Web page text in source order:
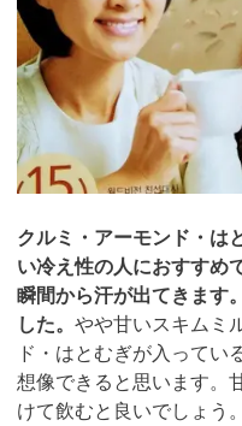
クルミ・アーモンド・は
い冷え性の人におすすめ
瞬間から汗が出てきます
した。 やや甘いスキムミ
ド・はとむぎが入ってい
想像できると思います。
けて飲むと良いでしょう。